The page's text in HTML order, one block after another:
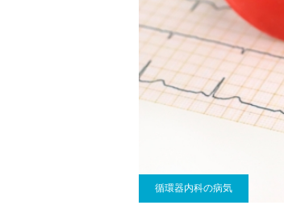
循環器内科の病気